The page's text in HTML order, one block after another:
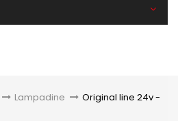
> Lampadine > Original line 24v -